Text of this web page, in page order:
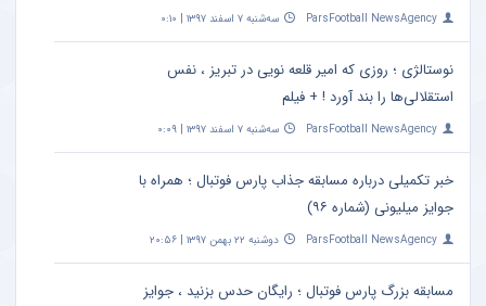
ParsFootball NewsAgency سه‌شنبه ۷ اسفند ۱۳۹۷ | ۰:۱۰
نوستالژی ؛ روزی که امیر قلعه نویی در تبریز ، نفس
استقلالی‌ها را بند آورد ! + فیلم
ParsFootball NewsAgency سه‌شنبه ۷ اسفند ۱۳۹۷ | ۰:۰۹
خبر تکمیلی درباره مسابقه جذاب پارس فوتبال ؛ همراه با
جوایز میلیونی (شماره ۹۶)
ParsFootball NewsAgency دوشنبه ۲۲ بهمن ۱۳۹۷ | ۲۰:۵۶
مسابقه بزرگ پارس فوتبال ؛ رایگان حدس بزنید ، جوایز